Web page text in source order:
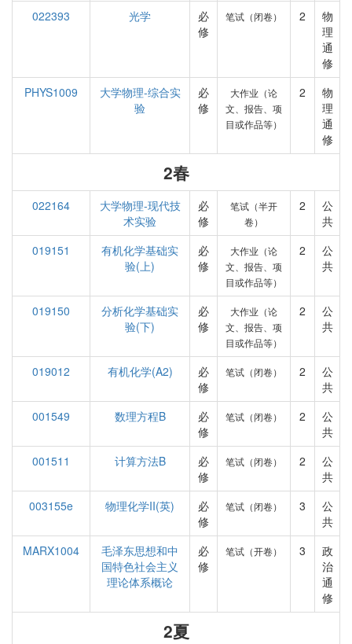
022393 光学
必
修
笔试（闭卷） 2
物
理
通
修
PHYS1009
大学物理-综合实
验
必
修
大作业（论
文、报告、项
目或作品等）
2
物
理
通
修
2春
022164
大学物理-现代技
术实验
必
修
笔试（半开
卷）
2
公
共
019151
有机化学基础实
验(上)
必
修
大作业（论
文、报告、项
目或作品等）
2
公
共
019150
分析化学基础实
验(下)
必
修
大作业（论
文、报告、项
目或作品等）
2
公
共
019012 有机化学(A2)
必
修
笔试（闭卷） 2
公
共
001549
数理方程B
必
修
笔试（闭卷） 2
公
共
001511
计算方法B
必
修
笔试（闭卷） 2
公
共
003155e
物理化学II(英)
必
修
笔试（闭卷） 3
公
共
MARX1004
毛泽东思想和中
国特色社会主义
理论体系概论
必
修
笔试（开卷） 3
政
治
通
修
2夏